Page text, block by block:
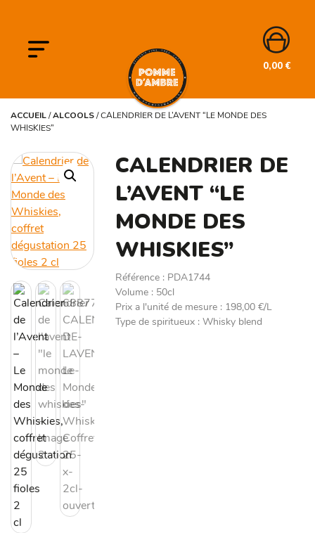
0,00 €
ACCUEIL/ALCOOLS/CALENDRIER DE L’AVENT “LE MONDE DES
WHISKIES”
CALENDRIER DE
L’AVENT “LE
MONDE DES
WHISKIES”
Référence : PDA1744
Volume : 50cl
Prix a l'unité de mesure : 198,00 €/L
Type de spiritueux :Whisky blend